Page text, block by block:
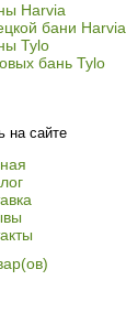
Harvia
бани Harvia
Tylo
бань Tylo